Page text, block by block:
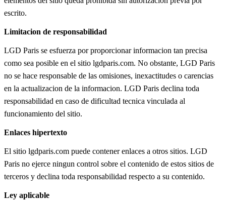
escrito.
Limitacion de responsabilidad
LGD Paris se esfuerza por proporcionar informacion tan precisa
como sea posible en el sitio lgdparis.com. No obstante, LGD Paris
no se hace responsable de las omisiones, inexactitudes o carencias
en la actualizacion de la informacion. LGD Paris declina toda
responsabilidad en caso de dificultad tecnica vinculada al
funcionamiento del sitio.
Enlaces hipertexto
El sitio lgdparis.com puede contener enlaces a otros sitios. LGD
Paris no ejerce ningun control sobre el contenido de estos sitios de
terceros y declina toda responsabilidad respecto a su contenido.
Ley aplicable